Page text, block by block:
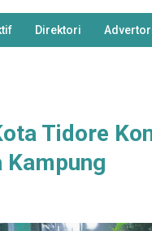
Direktori
Tidore
Kampung